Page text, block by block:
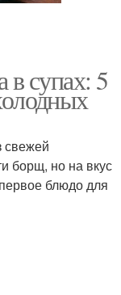
в супах: 5
свежей
борщ, но на вкус
блюдо для